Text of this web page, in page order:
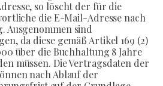
so löscht der für die
die E-Mail-Adresse nach
Ausgenommen sind
da diese gemäß Artikel 169 (2)
über die Buchhaltung 8 Jahre
müssen. Die Vertragsdaten der
nach Ablauf der